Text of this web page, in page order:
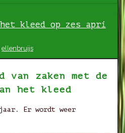
van
kleed op zes apri
ellenbruijs
zaken met de
het kleed
Er wordt weer